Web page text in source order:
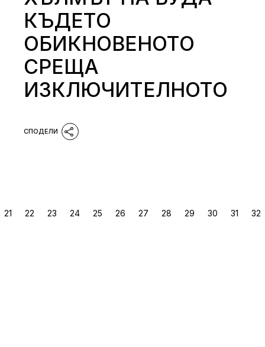
КЪДЕТО
ОБИКНОВЕНОТО
СРЕЩА
ИЗКЛЮЧИТЕЛНОТО
РАЗДЕЛЯНЕ
21 22 23 24 25 26 27 28 29 30 31 32